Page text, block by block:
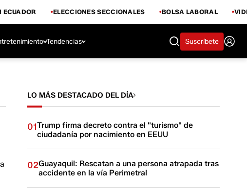
ECUADOR ELECCIONES SECCIONALES BOLSA LABORAL
Tendencias Suscríbete
LO MÁS DESTACADO DEL DÍA
01Trump firma decreto contra el "turismo" de
ciudadanía por nacimiento en EEUU
02Guayaquil: Rescatan a una persona atrapada tras
accidente en la vía Perimetral